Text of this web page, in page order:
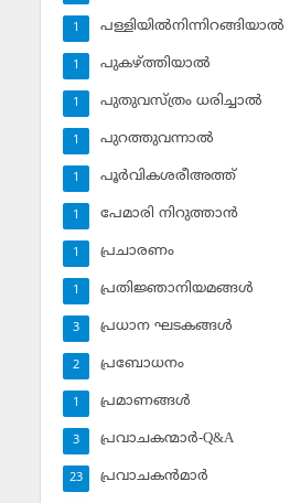
പള്ളിയില്‍നിന്നിറങ്ങിയാല്‍
1
പുകഴ്ത്തിയാല്‍
1
പുതുവസ്ത്രം ധരിച്ചാല്‍
1
പുറത്തുവന്നാല്‍
1
പൂര്‍വികശരീഅത്ത്
1
പേമാരി നിറുത്താന്‍
1
പ്രചാരണം
1
പ്രതിജ്ഞാനിയമങ്ങള്‍
1
പ്രധാന ഘടകങ്ങള്‍
3
പ്രബോധനം
2
പ്രമാണങ്ങള്‍
1
പ്രവാചകന്മാര്‍-Q&A
3
പ്രവാചകന്‍മാര്‍
23